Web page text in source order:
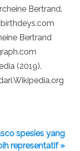
Bertrand.
Bertrand
(2019).
spesies yang
representatif »